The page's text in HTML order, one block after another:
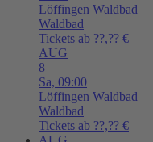
Löffingen Waldbad
Waldbad
Tickets ab ??,?? €
AUG
8
Sa, 09:00
Löffingen Waldbad
Waldbad
Tickets ab ??,?? €